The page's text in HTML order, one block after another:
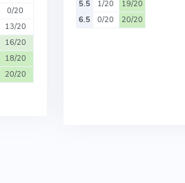
0/20
13/20
16/20
18/20
20/20
5.5
1/20
19/20
6.5
0/20 20/20